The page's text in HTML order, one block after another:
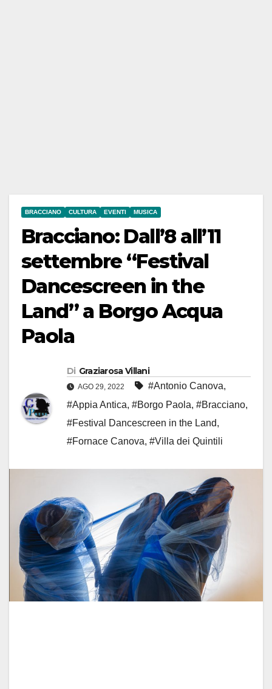
BRACCIANO CULTURA EVENTI MUSICA
Bracciano: Dall’8 all’11
settembre “Festival
Dancescreen in the
Land” a Borgo Acqua
Paola
Di Graziarosa Villani
AGO 29, 2022 #Antonio Canova,
#Appia Antica, #Borgo Paola, #Bracciano,
#Festival Dancescreen in the Land,
#Fornace Canova, #Villa dei Quintili